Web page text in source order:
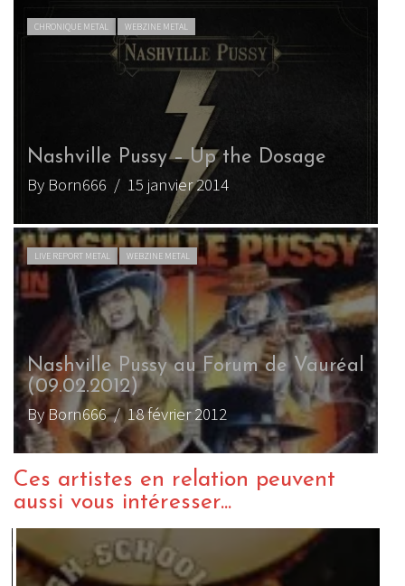
CHRONIQUE METAL WEBZINE METAL
Nashville Pussy – Up the Dosage
By Born666 / 15 janvier 2014
LIVE REPORT METAL WEBZINE METAL
Nashville Pussy au Forum de Vauréal
(09.02.2012)
By Born666/ 18 février 2012
Ces artistes en relation peuvent
aussi vous intéresser...